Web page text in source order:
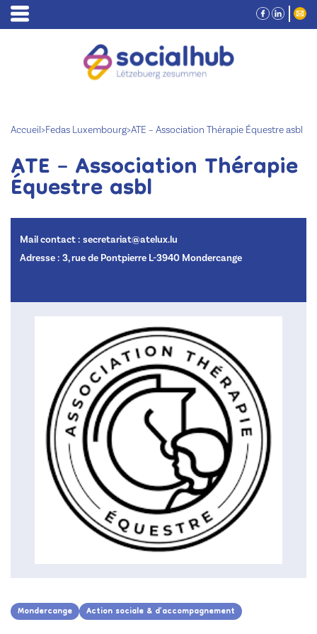
Accueil>Fedas Luxembourg>ATE – Association Thérapie Équestre asbl
ATE – Association Thérapie
Équestre asbl
Mail contact : secretariat@atelux.lu
Adresse : 3, rue de Pontpierre L-3940 Mondercange
Mondercange Action sociale & d’accompagnement